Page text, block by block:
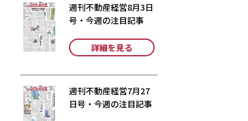
週刊不動産経営8月3日
号・今週の注目記事
詳細を見る
週刊不動産経営7月27
日号・今週の注目記事